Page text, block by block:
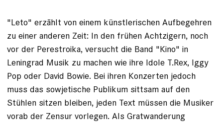
"Leto" erzählt von einem künstlerischen Aufbegehren
zu einer anderen Zeit: In den frühen Achtzigern, noch
vor der Perestroika, versucht die Band "Kino" in
Leningrad Musik zu machen wie ihre Idole T.Rex, Iggy
Pop oder David Bowie. Bei ihren Konzerten jedoch
muss das sowjetische Publikum sittsam auf den
Stühlen sitzen bleiben, jeden Text müssen die Musiker
vorab der Zensur vorlegen. Als Gratwanderung